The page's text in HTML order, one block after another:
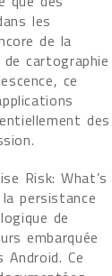
les
de la
cartographie
ce
des
Risk: What’s
persistance
de
embarquée
Ce